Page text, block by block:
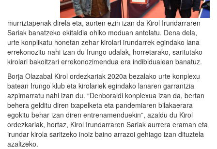
murriztapenak direla eta, aurten ezin izan da Kirol Irundarraren
Sariak banatzeko ekitaldia ohiko moduan antolatu. Dena dela,
urte konplikatu honetan zehar kirolari irundarrek egindako lana
errekonozitu nahi izan du Irungo udalak, horretarako, saritutako
kirolari bakoitzari errekonozimendua era indibidualean banatuz.
Borja Olazabal Kirol ordezkariak 2020a bezalako urte konplexu
batean Irungo klub eta kirolariek egindako lanaren garrantzia
azpimarratu nahi izan du. “Denboraldi konplexua izan da, bertan
behera gelditu diren txapelketa eta pandemiaren bilakaerara
egokitu behar izan diren entrenamenduekin”, azaldu du Kirol
ordezkariak, hortaz, Kirol Irundarraren Sariak aurrera eraman eta
irundar kirola saritzeko inoiz baino arrazoi gehiago izan dituztela
azaltzeko.